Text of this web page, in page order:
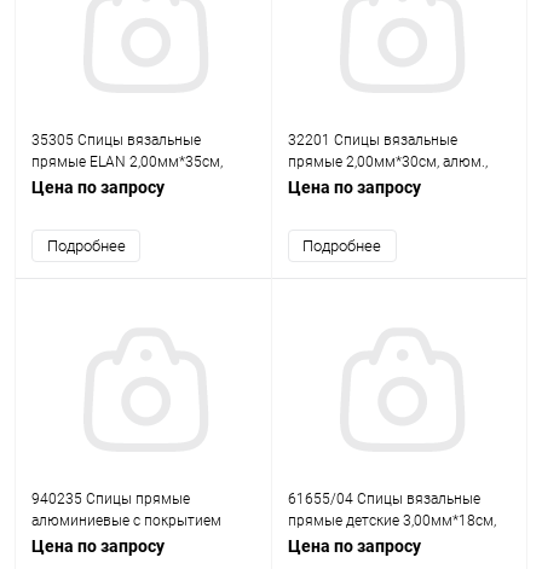
35305 Спицы вязальные
прямые ELAN 2,00мм*35см,
сталь, 2шт PONY
Цена по запросу
Подробнее
32201 Спицы вязальные
прямые 2,00мм*30см, алюм.,
2шт PONY
Цена по запросу
Подробнее
940235 Спицы прямые
алюминиевые с покрытием
35см, 3,5мм Hobby&Pro
Цена по запросу
61655/04 Спицы вязальные
прямые детские 3,00мм*18см,
пластик, цветные, 2шт PONY
Цена по запросу